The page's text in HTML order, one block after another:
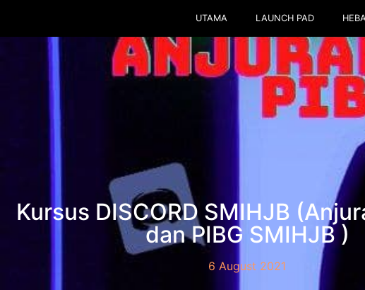
UTAMA LAUNCH PAD
Kursus DISCORD SMIHJB
dan PIBG SMIHJB )
6 August 2021